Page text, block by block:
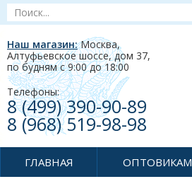
Наш магазин:Москва,
Алтуфьевское шоссе, дом 37,
по будням c 9:00 до 18:00
Телефоны:
8 (499) 390-90-89
8 (968) 519-98-98
ГЛАВНАЯ ОПТОВИКАМ